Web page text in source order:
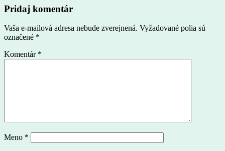
Pridaj komentár
Vaša e-mailová adresa nebude zverejnená. Vyžadované polia sú
označené *
Komentár *
Meno *